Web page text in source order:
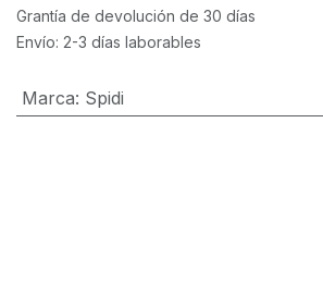
Grantía de devolución de 30 días
Envío: 2-3 días laborables
Marca: Spidi